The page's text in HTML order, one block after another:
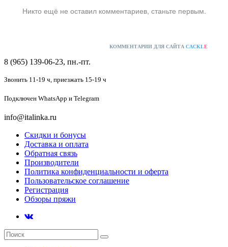
Никто ещё не оставил комментариев, станьте первым.
КОММЕНТАРИИ ДЛЯ САЙТА CACKLE
8 (965) 139-06-23, пн.-пт.
Звонить 11-19 ч, приезжать 15-19 ч
Подключен WhatsApp и Telegram
info@italinka.ru
Скидки и бонусы
Доставка и оплата
Обратная связь
Производители
Политика конфиденциальности и оферта
Пользовательское соглашение
Регистрация
Обзоры пряжи